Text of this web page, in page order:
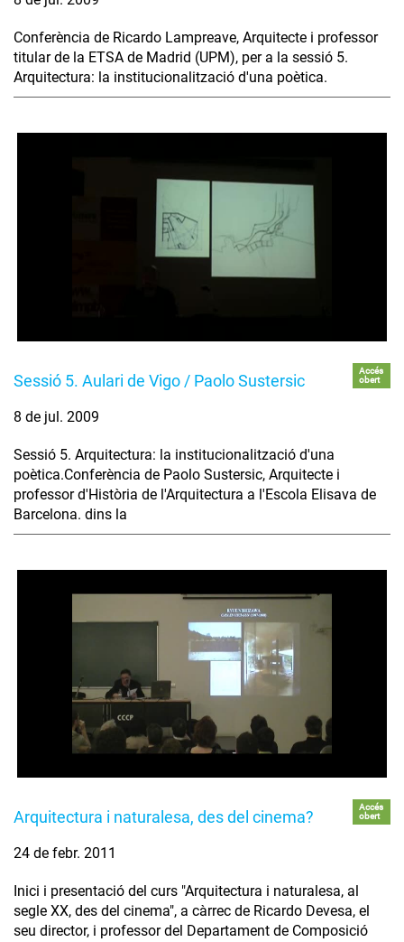
Conferència de Ricardo Lampreave, Arquitecte i professor
titular de la ETSA de Madrid (UPM), per a la sessió 5.
Arquitectura: la institucionalització d'una poètica.
Sessió 5. Aulari de Vigo / Paolo Sustersic
Accés
obert
8 de jul. 2009
Sessió 5. Arquitectura: la institucionalització d'una
poètica.Conferència de Paolo Sustersic, Arquitecte i
professor d'Història de l'Arquitectura a l'Escola Elisava de
Barcelona. dins la
Arquitectura i naturalesa, des del cinema?
Accés
obert
24 de febr. 2011
Inici i presentació del curs "Arquitectura i naturalesa, al
segle XX, des del cinema", a càrrec de Ricardo Devesa, el
seu director, i professor del Departament de Composició